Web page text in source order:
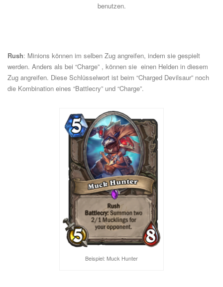
benutzen.
Rush: Minions können im selben Zug angreifen, indem sie gespielt
werden. Anders als bei “Charge” , können sie einen Helden in diesem
Zug angreifen. Diese Schlüsselwort ist beim “Charged Devilsaur” noch
die Kombination eines “Battlecry” und “Charge”.
Beispiel: Muck Hunter